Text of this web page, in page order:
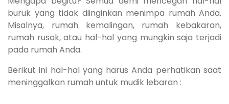
buruk yang tidak diinginkan menimpa rumah Anda.
Misalnya, rumah kemalingan, rumah kebakaran,
rumah rusak, atau hal-hal yang mungkin saja terjadi
pada rumah Anda.
Berikut ini hal-hal yang harus Anda perhatikan saat
meninggalkan rumah untuk mudik lebaran :